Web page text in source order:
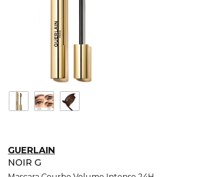
GUERLAIN
NOIR G